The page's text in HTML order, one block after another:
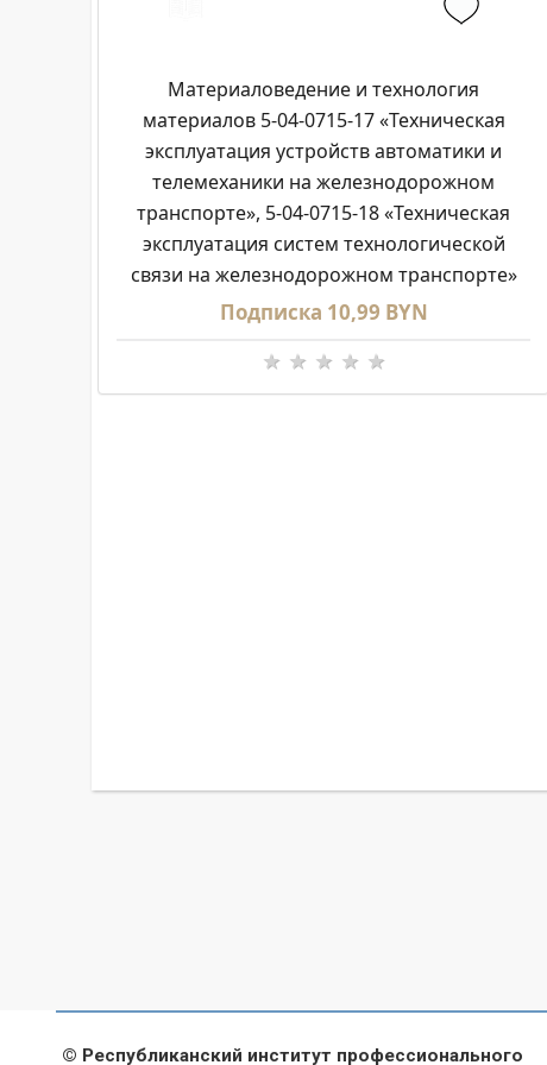
Материаловедение и технология
материалов 5-04-0715-17 «Техническая
эксплуатация устройств автоматики и
телемеханики на железнодорожном
транспорте», 5-04-0715-18 «Техническая
эксплуатация систем технологической
связи на железнодорожном транспорте»
Подписка 10,99 BYN
© Республиканский институт профессионального